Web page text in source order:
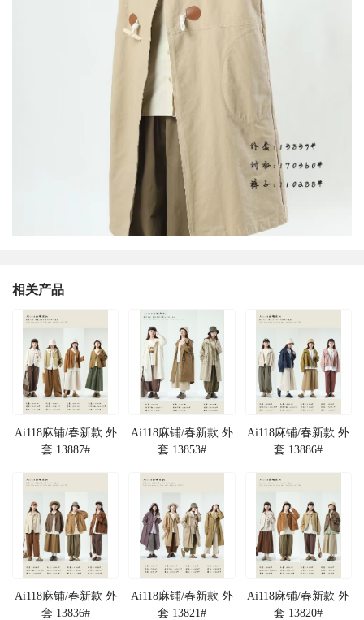
相关产品
Ai118麻铺/春新款 外
套 13887#
Ai118麻铺/春新款 外
套 13853#
Ai118麻铺/春新款 外
套 13886#
Ai118麻铺/春新款 外
套 13836#
Ai118麻铺/春新款 外
套 13821#
Ai118麻铺/春新款 外
套 13820#